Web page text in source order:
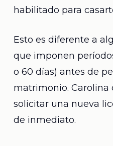
habilitado para
Esto es diferente a
que imponen
o 60 días) antes de
matrimonio.
solicitar una nueva
de inmediato.